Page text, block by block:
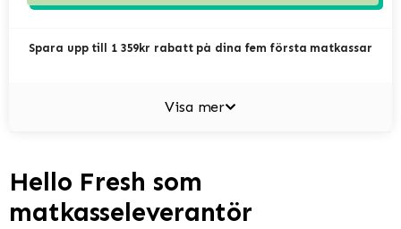
Spara upp till 1 359kr rabatt på dina fem första matkassar
Visa mer
Hello Fresh som
matkasseleverantör